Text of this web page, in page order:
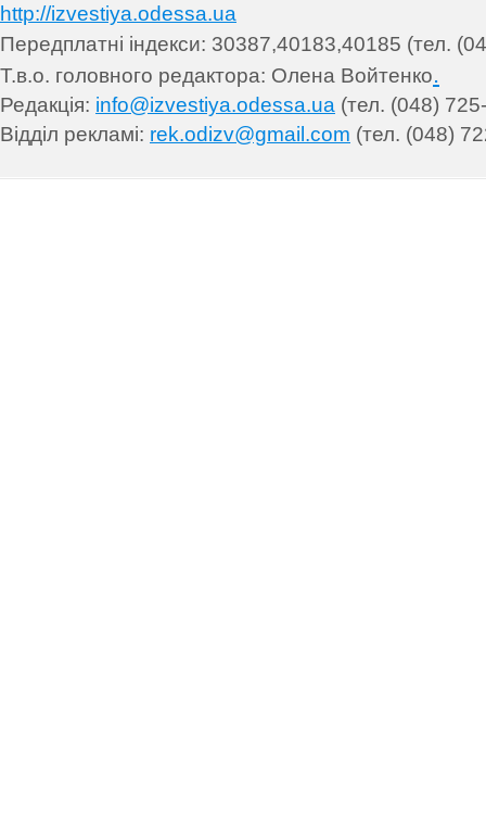
http://izvestiya.odessa.ua
Передплатні індекси: 30387,40183,40185 (тел.
Т.в.о. головного редактора: Олена Войтенко.
Редакція: info@izvestiya.odessa.ua (тел. (048)
Відділ рекламі: rek.odizv@gmail.com (тел. (048)